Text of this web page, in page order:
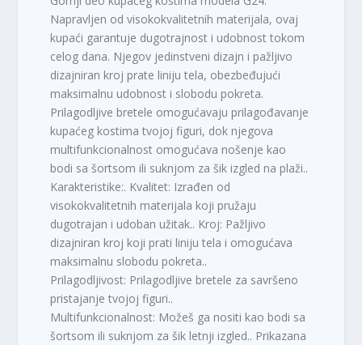
Napravljen od visokokvalitetnih materijala, ovaj
kupaći garantuje dugotrajnost i udobnost tokom
celog dana. Njegov jedinstveni dizajn i pažljivo
dizajniran kroj prate liniju tela, obezbeđujući
maksimalnu udobnost i slobodu pokreta.
Prilagodljive bretele omogućavaju prilagođavanje
kupaćeg kostima tvojoj figuri, dok njegova
multifunkcionalnost omogućava nošenje kao
bodi sa šortsom ili suknjom za šik izgled na plaži..
Karakteristike:. Kvalitet: Izrađen od
visokokvalitetnih materijala koji pružaju
dugotrajan i udoban užitak.. Kroj: Pažljivo
dizajniran kroj koji prati liniju tela i omogućava
maksimalnu slobodu pokreta..
Prilagodljivost: Prilagodljive bretele za savršeno
pristajanje tvojoj figuri..
Multifunkcionalnost: Možeš ga nositi kao bodi sa
šortsom ili suknjom za šik letnji izgled.. Prikazana